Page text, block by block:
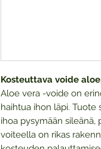
Kosteuttava voide
Aloe vera -voide on
haihtua ihon läpi. Tuote
ihoa pysymään
voiteella on rikas